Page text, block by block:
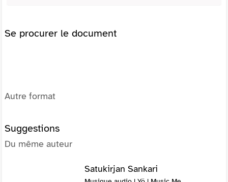
Se procurer le document
Autre format
Suggestions
Du même auteur
Satukirjan Sankari